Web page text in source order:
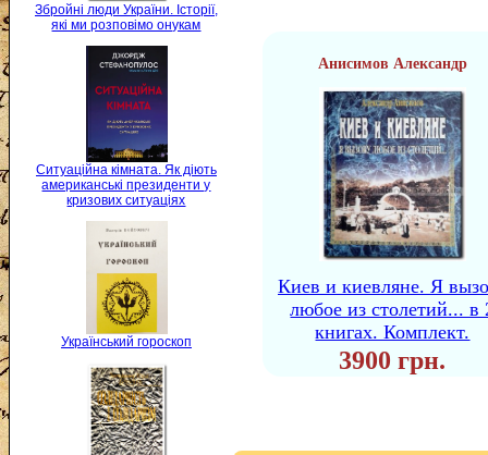
Збройні люди України. Історії,
які ми розповімо онукам
Ситуаційна кімната. Як діють
американські президенти у
кризових ситуаціях
Український гороскоп
Анисимов Александр
Киев и киевляне. Я
любое из столетий... в
книгах. Комплект.
3900 грн.